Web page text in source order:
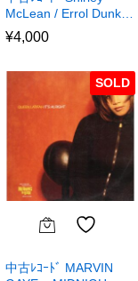
McLean / Errol Dunk…
¥4,000
SOLD
中古ﾚｺｰﾄﾞ MARVIN